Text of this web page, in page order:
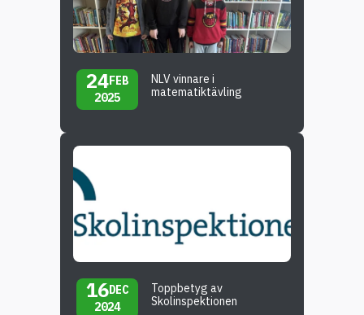
24FEB
2025
NLV vinnare i
matematiktävling
16DEC
2024
Toppbetyg av
Skolinspektionen